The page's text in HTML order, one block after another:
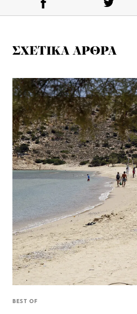
ΣΧΕΤΙΚΑ ΑΡΘΡΑ
BEST OF